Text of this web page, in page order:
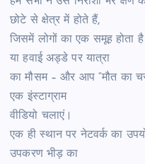
छोटे से क्षेत्र में होते हैं,
जिसमें लोगों का एक समूह होता
या हवाई अड्डे पर यात्रा
का मौसम – और आप “मौत का
एक इंस्टाग्राम
वीडियो चलाएं।
एक ही स्थान पर नेटवर्क का
उपकरण भीड़ का